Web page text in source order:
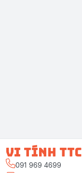
vi tính ttc
091 969 4699